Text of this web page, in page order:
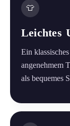
👕
Leichtes
Ein
angenehmem
als bequemes